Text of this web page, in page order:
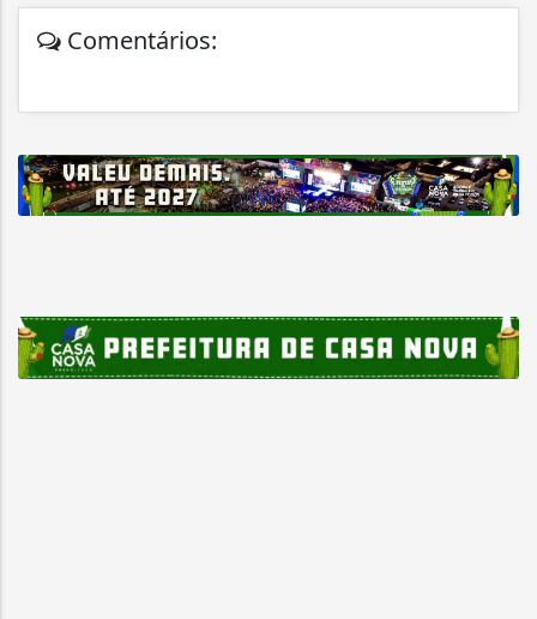
Comentários: